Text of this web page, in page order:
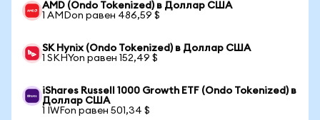
AMD (Ondo Tokenized) в Доллар США
1 AMDon равен 486,59 $
SK Hynix (Ondo Tokenized) в Доллар США
1 SKHYon равен 152,49 $
iShares Russell 1000 Growth ETF (Ondo Tokenized) в
Доллар США
1 IWFon равен 501,34 $